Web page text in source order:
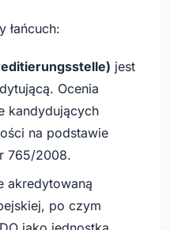
łańcuch:
jest
Ocenia
kandydujących
na podstawie
765/2008.
akredytowaną
po czym